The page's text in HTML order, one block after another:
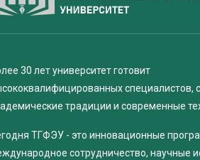
30 лет университет готовит
специалистов,
традиции и современные
ТГФЭУ - это инновационные
сотрудничество, научные